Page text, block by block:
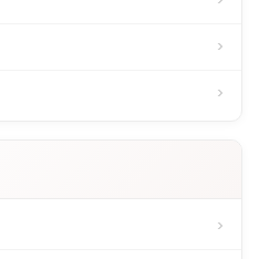
›
›
›